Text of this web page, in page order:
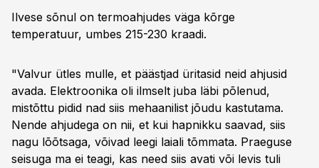
Ilvese sõnul on termoahjudes väga kõrge
temperatuur, umbes 215-230 kraadi.
"Valvur ütles mulle, et päästjad üritasid neid ahjusid
avada. Elektroonika oli ilmselt juba läbi põlenud,
mistõttu pidid nad siis mehaanilist jõudu kastutama.
Nende ahjudega on nii, et kui hapnikku saavad, siis
nagu lõõtsaga, võivad leegi laiali tõmmata. Praeguse
seisuga ma ei teagi, kas need siis avati või levis tuli